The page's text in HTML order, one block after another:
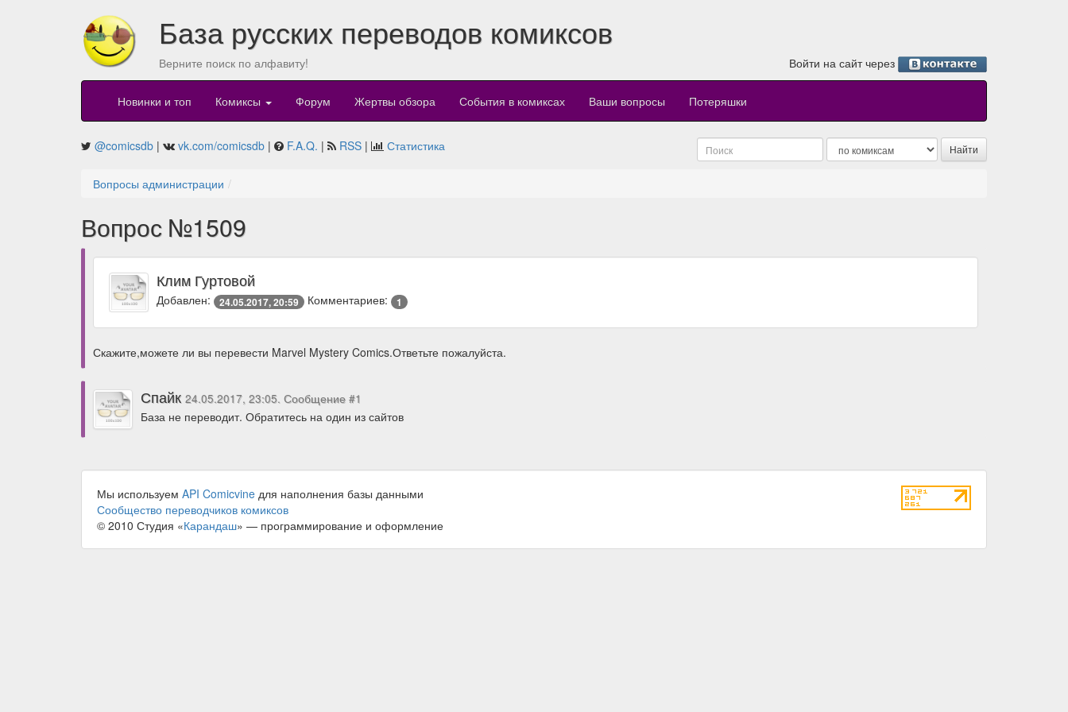
База русских переводов комиксов
Верните поиск по алфавиту! Войти на сайт через
Новинки и топ Комиксы Форум Жертвы обзора События в комиксах Ваши вопросы Потеряшки
@comicsdb | vk.com/comicsdb | F.A.Q. | RSS | Статистика
Вопросы администрации
Вопрос №1509
Клим Гуртовой
Добавлен: 24.05.2017, 20:59 Комментариев: 1
Скажите,можете ли вы перевести Marvel Mystery Comics.Ответьте пожалуйста.
Спайк 24.05.2017, 23:05. Сообщение #1
База не переводит. Обратитесь на один из сайтов
Мы используем API Comicvine для наполнения базы данными
Сообщество переводчиков комиксов
© 2010 Студия «Карандаш» — программирование и оформление